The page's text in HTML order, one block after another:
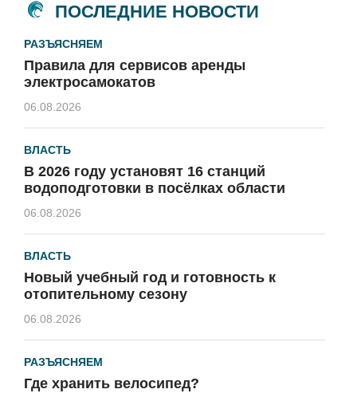
ПОСЛЕДНИЕ НОВОСТИ
РАЗЪЯСНЯЕМ
Правила для сервисов аренды
электросамокатов
06.08.2026
ВЛАСТЬ
В 2026 году установят 16 станций
водоподготовки в посёлках области
06.08.2026
ВЛАСТЬ
Новый учебный год и готовность к
отопительному сезону
06.08.2026
РАЗЪЯСНЯЕМ
Где хранить велосипед?